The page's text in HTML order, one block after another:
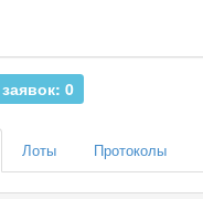
0
Лоты Протоколы